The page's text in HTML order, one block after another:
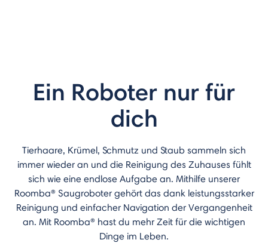
Ein Roboter nur für
dich
Tierhaare, Krümel, Schmutz und Staub sammeln sich
immer wieder an und die Reinigung des Zuhauses fühlt
sich wie eine endlose Aufgabe an.​ Mithilfe unserer
Roomba® Saugroboter gehört das dank leistungsstarker
Reinigung und einfacher Navigation der Vergangenheit
an. Mit Roomba® hast du mehr Zeit für die wichtigen
Dinge im Leben.